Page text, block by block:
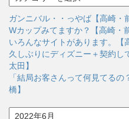
イ
ブ
テ
ゴ
リ
ー
ガンニバル・・っやば【高崎・
Wカップみてますか？【高崎・
いろんなサイトがあります。【
久しぶりにディズニー＋契約
太田】
「結局お客さんって何見てる
橋】
ア